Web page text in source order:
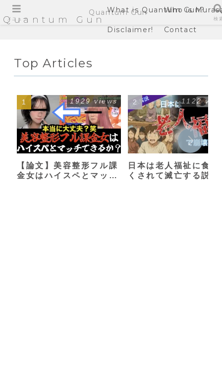
Quantum Gun
What is Quantum Gun?
Who is
Disclaimer! Contact
Top Articles
【論文】美容整形フル課
金女はハイスペとマッチ
1929 views
日本は老人福祉に食い
くされて滅亡する説
1122
メニュー
Quantum Gun
検